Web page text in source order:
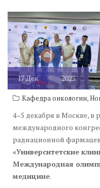
17Дек 2025
Кафедра онкологии,
4–5 декабря в Москве,
международного
радиационной
«Университетские
Международная
медицине.